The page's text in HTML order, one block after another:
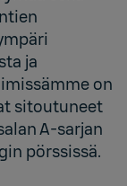
ja
on
sitoutuneet
A-sarjan
pörssissä.